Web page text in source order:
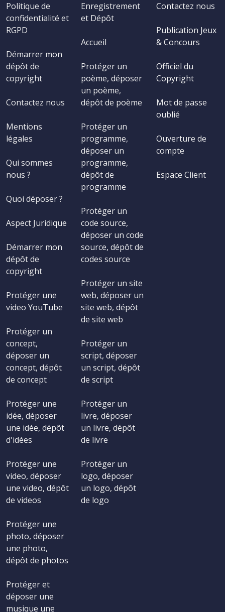
Politique de
confidentialité et
RGPD
Démarrer mon
dépôt de
copyright
Contactez nous
Mentions
légales
Qui sommes
nous ?
Quoi déposer ?
Aspect Juridique
Démarrer mon
dépôt de
copyright
Protéger une
video YouTube
Protéger un
concept,
déposer un
concept, dépôt
de concept
Protéger une
idée, déposer
une idée, dépôt
d'idées
Protéger une
video, déposer
une video, dépôt
de videos
Protéger une
photo, déposer
une photo,
dépôt de photos
Protéger et
déposer une
musique une
Enregistrement
et Dépôt
Accueil
Protéger un
poème, déposer
un poème,
dépôt de poème
Protéger un
programme,
déposer un
programme,
dépôt de
programme
Protéger un
code source,
déposer un code
source, dépôt de
codes source
Protéger un site
web, déposer un
site web, dépôt
de site web
Protéger un
script, déposer
un script, dépôt
de script
Protéger un
livre, déposer
un livre, dépôt
de livre
Protéger un
logo, déposer
un logo, dépôt
de logo
Contactez nous
Publication Jeux
& Concours
Officiel du
Copyright
Mot de passe
oublié
Ouverture de
compte
Espace Client